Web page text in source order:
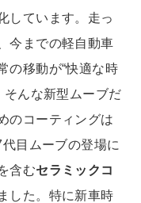
しています。走っ
今までの軽自動車
の移動が“快適な時
そんな新型ムーブだ
のコーティングは
目ムーブの登場に
含むセラミックコ
した。特に新車時